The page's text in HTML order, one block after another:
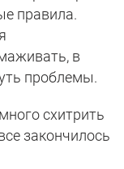
правила.
в
проблемы.
схитрить
закончилось